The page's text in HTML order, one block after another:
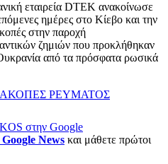
εταιρεία DTEK ανακοίνωσε
ημέρες στο Κίεβο και την
στην παροχή
ζημιών που προκλήθηκαν
από τα πρόσφατα ρωσικά
ΡΕΥΜΑΤΟΣ
στην Google
News και μάθετε πρώτοι